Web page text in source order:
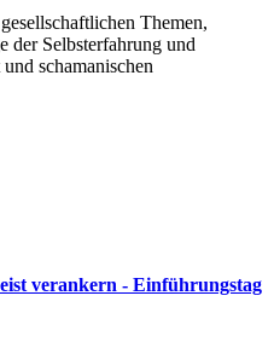
Themen,
der Selbsterfahrung und
schamanischen
verankern - Einführungstag